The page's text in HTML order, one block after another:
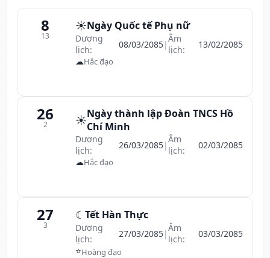
8
13
☀️Ngày Quốc tế Phụ nữ
Dương
lịch:
08/03/2085|Âm
lịch:
13/02/2085
☁Hắc đạo
26
2 ☀️Ngày thành lập Đoàn TNCS Hồ
Chí Minh
Dương
lịch:
26/03/2085|Âm
lịch:
02/03/2085
☁Hắc đạo
27
3
☾ Tết Hàn Thực
Dương
lịch:
27/03/2085|Âm
lịch:
03/03/2085
⭐Hoàng đạo